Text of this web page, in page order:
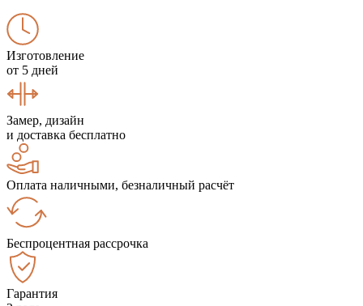
Изготовление
от 5 дней
Замер, дизайн
и доставка бесплатно
Оплата наличными, безналичный расчёт
Беспроцентная рассрочка
Гарантия